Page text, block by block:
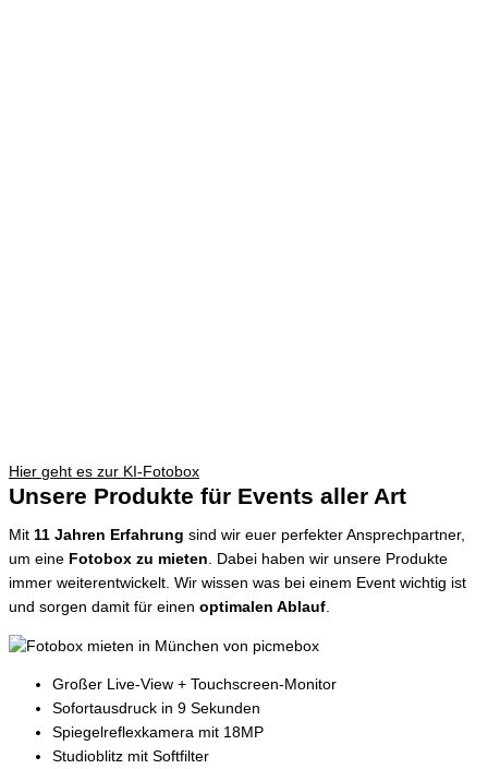
Hier geht es zur KI-Fotobox
Unsere Produkte für Events aller Art
Mit 11 Jahren Erfahrung sind wir euer perfekter Ansprechpartner,
um eine Fotobox zu mieten. Dabei haben wir unsere Produkte
immer weiterentwickelt. Wir wissen was bei einem Event wichtig ist
und sorgen damit für einen optimalen Ablauf.
Großer Live-View + Touchscreen-Monitor
Sofortausdruck in 9 Sekunden
Spiegelreflexkamera mit 18MP
Studioblitz mit Softfilter